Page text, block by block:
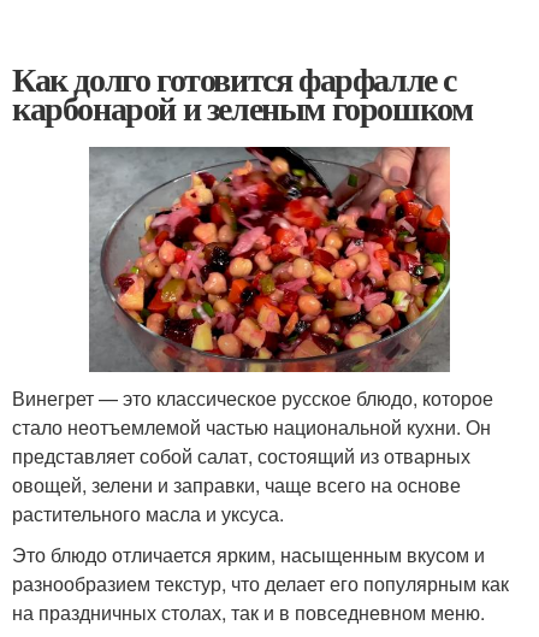
Как долго готовится фарфалле с
карбонарой и зеленым горошком
Винегрет — это классическое русское блюдо, которое
стало неотъемлемой частью национальной кухни. Он
представляет собой салат, состоящий из отварных
овощей, зелени и заправки, чаще всего на основе
растительного масла и уксуса.
Это блюдо отличается ярким, насыщенным вкусом и
разнообразием текстур, что делает его популярным как
на праздничных столах, так и в повседневном меню.